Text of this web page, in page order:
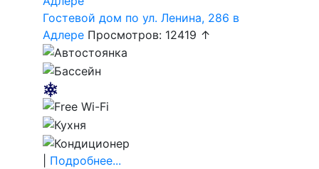
Гостевой дом по ул. Ленина, 286 в
Адлере Просмотров: 12419 ↑
Подробнее...